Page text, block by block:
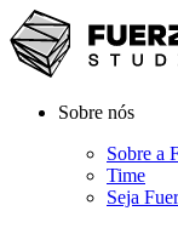
Sobre nós
Sobre a
Time
Seja